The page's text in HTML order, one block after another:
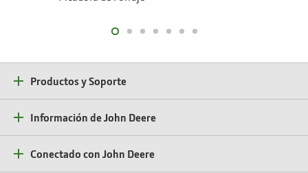
Productos y Soporte
Información de John Deere
Conectado con John Deere